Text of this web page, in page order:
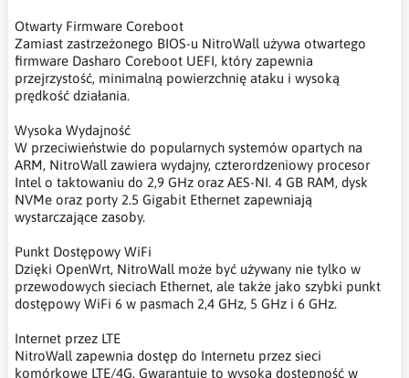
Otwarty Firmware Coreboot
Zamiast zastrzeżonego BIOS-u NitroWall używa otwartego
firmware Dasharo Coreboot UEFI, który zapewnia
przejrzystość, minimalną powierzchnię ataku i wysoką
prędkość działania.
Wysoka Wydajność
W przeciwieństwie do popularnych systemów opartych na
ARM, NitroWall zawiera wydajny, czterordzeniowy procesor
Intel o taktowaniu do 2,9 GHz oraz AES-NI. 4 GB RAM, dysk
NVMe oraz porty 2.5 Gigabit Ethernet zapewniają
wystarczające zasoby.
Punkt Dostępowy WiFi
Dzięki OpenWrt, NitroWall może być używany nie tylko w
przewodowych sieciach Ethernet, ale także jako szybki punkt
dostępowy WiFi 6 w pasmach 2,4 GHz, 5 GHz i 6 GHz.
Internet przez LTE
NitroWall zapewnia dostęp do Internetu przez sieci
komórkowe LTE/4G. Gwarantuje to wysoką dostępność w